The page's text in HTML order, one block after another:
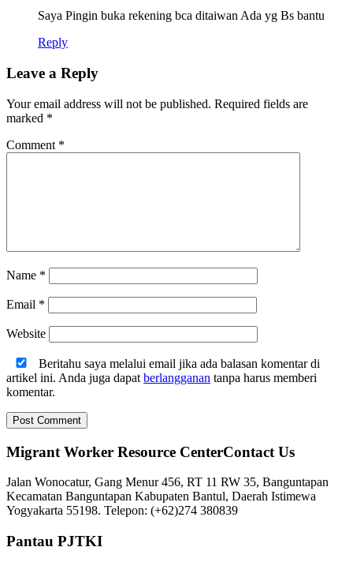
Saya Pingin buka rekening bca ditaiwan Ada yg Bs bantu
Reply
Leave a Reply
Your email address will not be published. Required fields are
marked *
Comment *
Name *
Email *
Website
Beritahu saya melalui email jika ada balasan komentar di
artikel ini. Anda juga dapat berlangganan tanpa harus memberi
komentar.
Migrant Worker Resource CenterContact Us
Jalan Wonocatur, Gang Menur 456, RT 11 RW 35, Banguntapan
Kecamatan Banguntapan Kabupaten Bantul, Daerah Istimewa
Yogyakarta 55198. Telepon: (+62)274 380839
Pantau PJTKI